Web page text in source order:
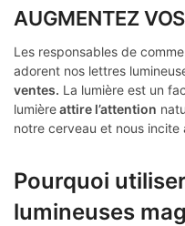
AUGMENTEZ
Les responsables de
adorent nos lettres
ventes. La lumière est un
lumièreattire l’attention
notre cerveau et nous incite
Pourquoi
lumineuses